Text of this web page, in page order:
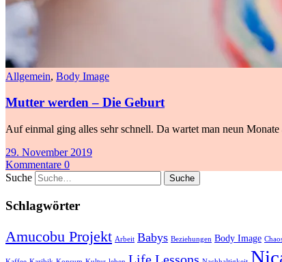
Allgemein, Body Image
Mutter werden – Die Geburt
Auf einmal ging alles sehr schnell. Da wartet man neun
29. November 2019
Kommentare 0
Suche
Schlagwörter
Amucobu Projekt Arbeit Babys Beziehungen Body Image